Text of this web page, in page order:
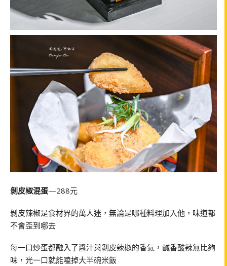
剝皮椒混蛋—288元
剝皮辣椒是食材界的萬人迷，無論是哪種料理加入他，味道都
不會歪到哪去
每一口炒蛋都融入了醬汁與剝皮辣椒的香氣，鹹香酸辣無比夠
味，光一口就能嗑掉大半碗米飯